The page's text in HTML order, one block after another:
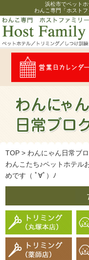
浜松市でペット
わんこ専門「ホスト
TOP > わんにゃん日常ブ
わんこたち♪ペットホテル
めです（ ﾟ∀ﾟ）ﾉ